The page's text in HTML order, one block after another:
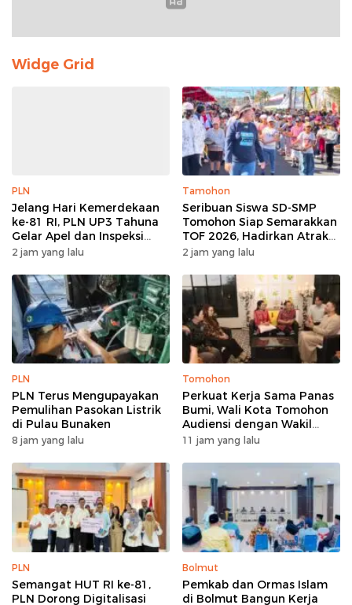
Widge Grid
PLN
Jelang Hari Kemerdekaan
ke-81 RI, PLN UP3 Tahuna
Gelar Apel dan Inspeksi
Peralatan Guna Pastikan
Kepulauan Nusa Utara
2 jam yang lalu
Tamohon
Seribuan Siswa SD-SMP
Tomohon Siap Semarakkan
TOF 2026, Hadirkan Atraksi
Kolosal dan Harmoni Seni
2 jam yang lalu
PLN
PLN Terus Mengupayakan
Pemulihan Pasokan Listrik
di Pulau Bunaken
8 jam yang lalu
Tomohon
Perkuat Kerja Sama Panas
Bumi, Wali Kota Tomohon
Audiensi dengan Wakil
Dubes Selandia Baru
11 jam yang lalu
PLN
Semangat HUT RI ke-81,
PLN Dorong Digitalisasi
Bolmut
Pemkab dan Ormas Islam
di Bolmut Bangun Kerja